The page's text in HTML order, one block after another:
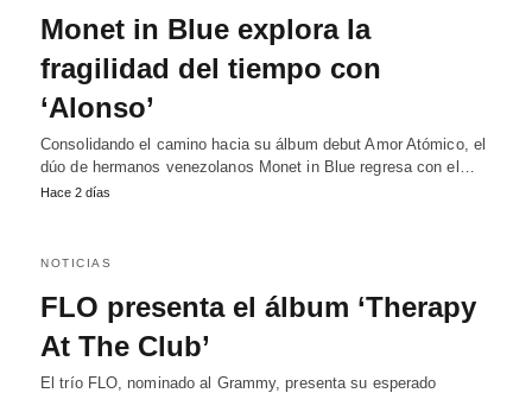
Monet in Blue explora la
fragilidad del tiempo con
‘Alonso’
Consolidando el camino hacia su álbum debut Amor Atómico, el
dúo de hermanos venezolanos Monet in Blue regresa con el…
Hace 2 días
NOTICIAS
FLO presenta el álbum ‘Therapy
At The Club’
El trío FLO, nominado al Grammy, presenta su esperado